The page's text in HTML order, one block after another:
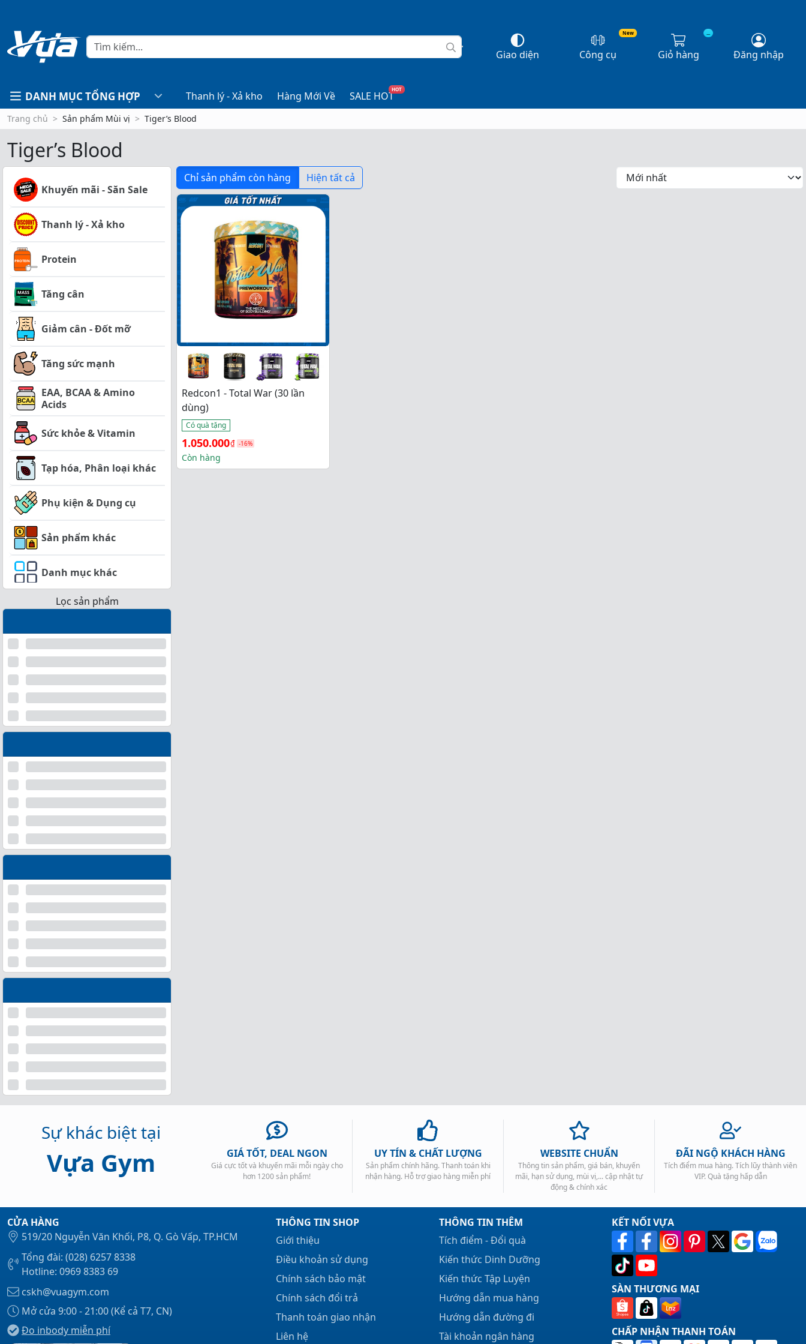
Giao diện
New
Công cụ
...
Giỏ hàng Đăng nhập
DANH MỤC TỔNG HỢP Thanh lý - Xả kho Hàng Mới Về SALE HOT
HOT
Trang chủ Sản phẩm Mùi vị Tiger’s Blood
Tiger’s Blood
Khuyến mãi - Săn Sale
Thanh lý - Xả kho
Protein
Tăng cân
Giảm cân - Đốt mỡ
Tăng sức mạnh
EAA, BCAA & Amino
Acids
Sức khỏe & Vitamin
Tạp hóa, Phân loại khác
Phụ kiện & Dụng cụ
Sản phẩm khác
Danh mục khác
Lọc sản phẩm
Chỉ sản phẩm còn hàng Hiện tất cả
Redcon1 - Total War (30 lần
dùng)
Có quà tặng
Giá
gốc
1.050.000₫
Giá
hiện
-16%
Còn hàng
Sự khác biệt tại
Vựa Gym GIÁ TỐT, DEAL NGON
Giá cực tốt và khuyến mãi mỗi ngày cho
hơn 1200 sản phẩm!
UY TÍN & CHẤT LƯỢNG
Sản phẩm chính hãng. Thanh toán khi
nhận hàng. Hỗ trợ giao hàng miễn phí
WEBSITE CHUẨN
Thông tin sản phẩm, giá bán, khuyến
mãi, hạn sử dụng, mùi vị,... cập nhật tự
động & chính xác
ĐÃI NGỘ KHÁCH HÀNG
Tích điểm mua hàng. Tích lũy thành viên
VIP. Quà tặng hấp dẫn
CỬA HÀNG
519/20 Nguyễn Văn Khối, P8, Q. Gò Vấp, TP.HCM
Tổng đài: (028) 6257 8338
Hotline: 0969 8383 69
cskh@vuagym.com
Mở cửa 9:00 - 21:00 (Kể cả T7, CN)
Đo inbody miễn phí
THÔNG TIN SHOP
Giới thiệu
Điều khoản sử dụng
Chính sách bảo mật
Chính sách đổi trả
Thanh toán giao nhận
Liên hệ
THÔNG TIN THÊM
Tích điểm - Đổi quà
Kiến thức Dinh Dưỡng
Kiến thức Tập Luyện
Hướng dẫn mua hàng
Hướng dẫn đường đi
Tài khoản ngân hàng
KẾT NỐI VỰA
SÀN THƯƠNG MẠI
CHẤP NHẬN THANH TOÁN